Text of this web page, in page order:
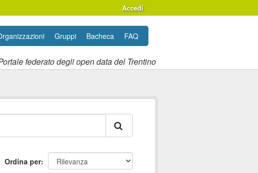
Accedi
federato degli open data del Trentino
Gruppi Bacheca FAQ
Ordina per